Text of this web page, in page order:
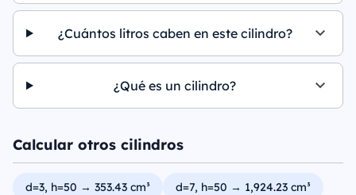
¿Cuántos litros caben en este cilindro?
¿Qué es un cilindro?
Calcular otros cilindros
d=3, h=50 → 353.43 cm³
d=7, h=50 → 1,924.23 cm³